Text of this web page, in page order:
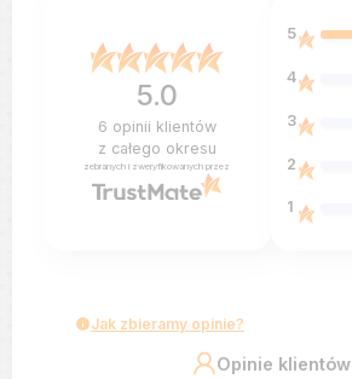
5.0
6 opinii klientów
z całego okresu
zebranych i zweryfikowanych przez
5
4
3
2
1
Jak zbieramy opinie?
Opinie klientów